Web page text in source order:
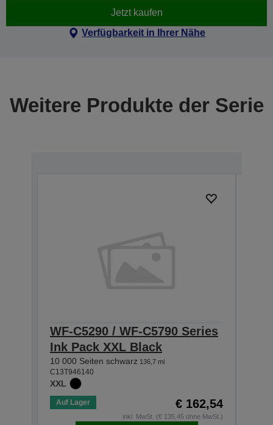
Jetzt kaufen
Verfügbarkeit in Ihrer Nähe
Weitere Produkte der Serie
WF-C5290 / WF-C5790 Series
Ink Pack XXL Black
10 000 Seiten schwarz 136,7 ml
C13T946140
XXL
Auf Lager € 162,54
inkl. MwSt. (€ 135,45 ohne MwSt.)